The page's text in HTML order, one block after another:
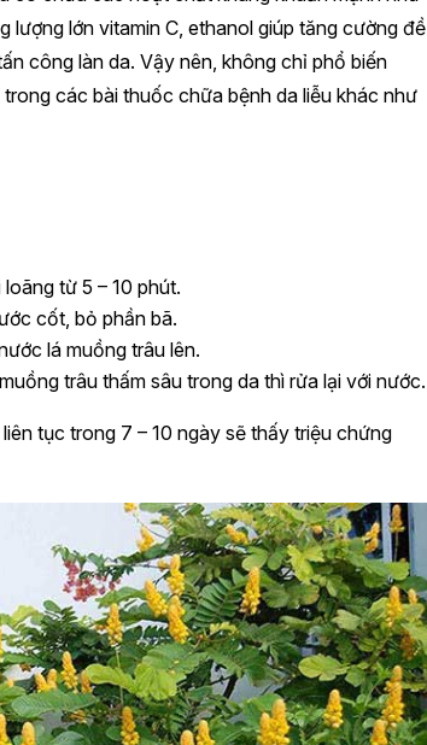
lớn vitamin C, ethanol giúp tăng cường đề
công làn da. Vậy nên, không chỉ phổ biến
các bài thuốc chữa bệnh da liễu khác như
từ 5 – 10 phút.
cốt, bỏ phần bã.
lá muồng trâu lên.
trâu thấm sâu trong da thì rửa lại với nước.
tục trong 7 – 10 ngày sẽ thấy triệu chứng